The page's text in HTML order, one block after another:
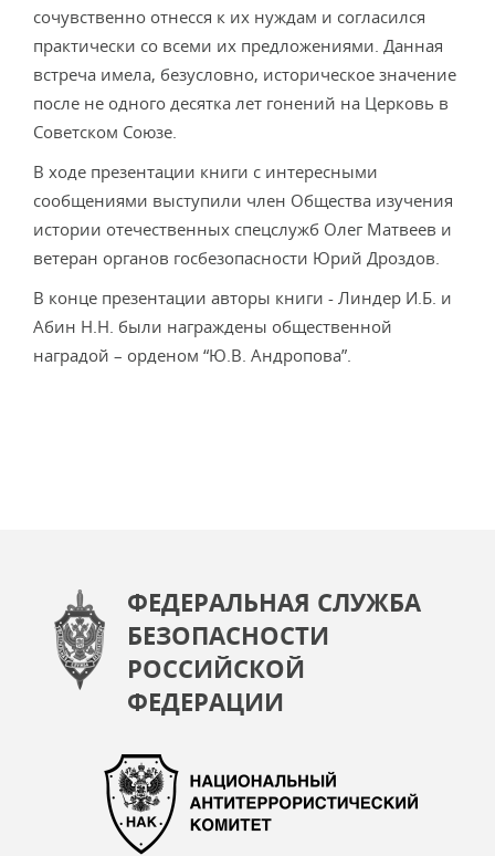
сочувственно отнесся к их нуждам и согласился
практически со всеми их предложениями. Данная
встреча имела, безусловно, историческое значение
после не одного десятка лет гонений на Церковь в
Советском Союзе.
В ходе презентации книги с интересными
сообщениями выступили член Общества изучения
истории отечественных спецслужб Олег Матвеев и
ветеран органов госбезопасности Юрий Дроздов.
В конце презентации авторы книги - Линдер И.Б. и
Абин Н.Н. были награждены общественной
наградой – орденом “Ю.В. Андропова”.
ФЕДЕРАЛЬНАЯ СЛУЖБА
БЕЗОПАСНОСТИ
РОССИЙСКОЙ
ФЕДЕРАЦИИ